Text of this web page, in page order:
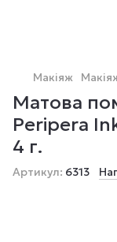
Макіяж
Матова
Peripera
4 г.
Артикул: 6313